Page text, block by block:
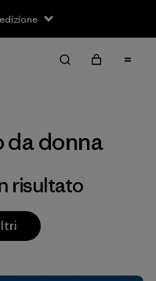
da donna
risultato